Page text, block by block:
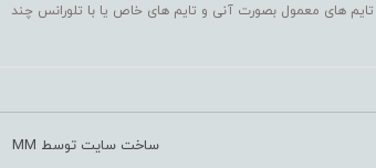
های معمول بصورت آنی و تایم های خاص یا با تلورانس چند
ساخت سایت توسط MM